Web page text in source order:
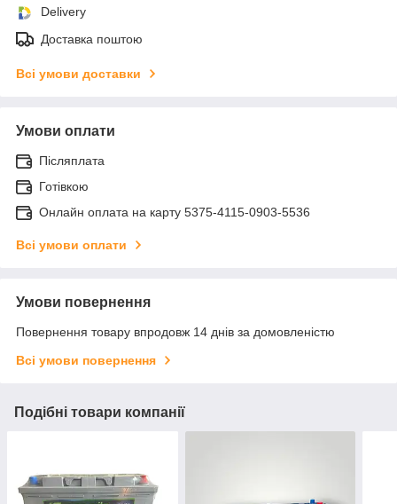
Delivery
Доставка поштою
Всі умови доставки
Умови оплати
Післяплата
Готівкою
Онлайн оплата на карту 5375-4115-0903-5536
Всі умови оплати
Умови повернення
Повернення товару впродовж 14 днів за домовленістю
Всі умови повернення
Подібні товари компанії